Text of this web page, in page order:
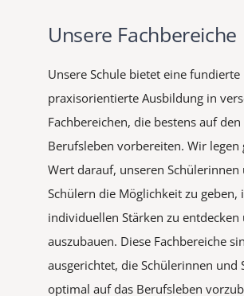
Unsere Fachbereiche
Unsere Schule bietet eine fundierte
praxisorientierte Ausbildung in
Fachbereichen, die bestens auf
Berufsleben vorbereiten. Wir legen
Wert darauf, unseren Schülerinnen
Schülern die Möglichkeit zu geben,
individuellen Stärken zu entdecken
auszubauen. Diese Fachbereiche
ausgerichtet, die Schülerinnen und
optimal auf das Berufsleben